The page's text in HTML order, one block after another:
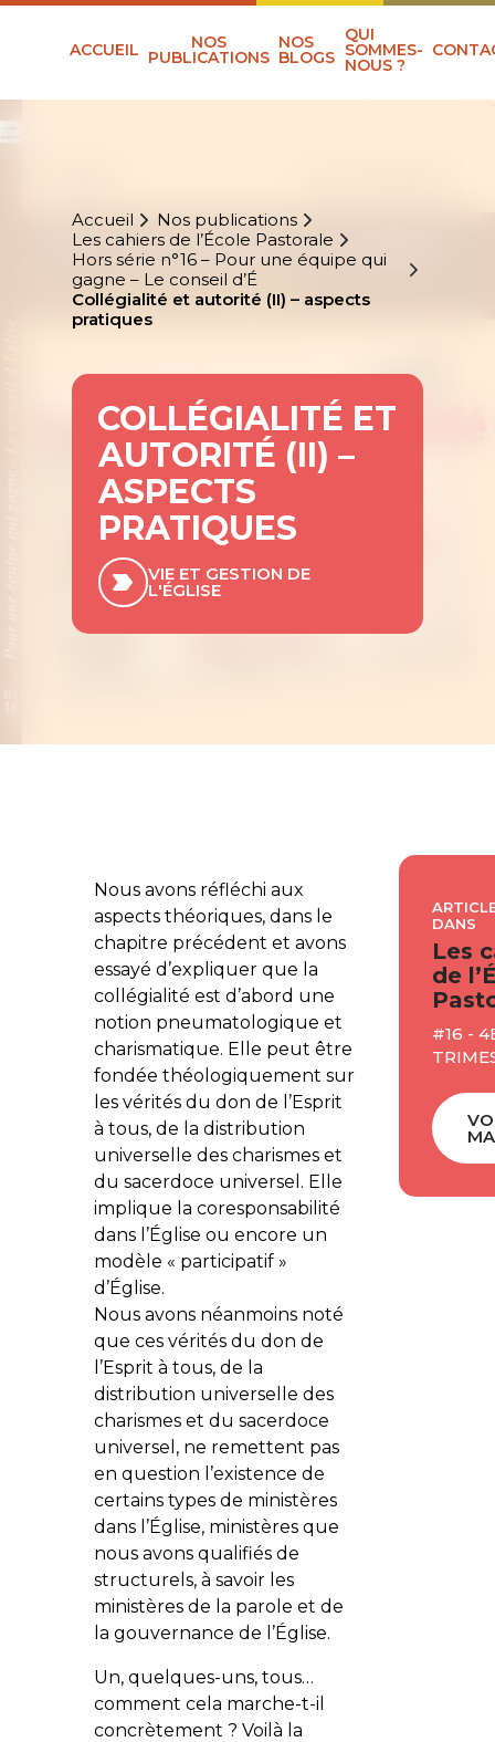
ACCUEIL NOS
PUBLICATIONS
NOS
BLOGS
QUI
SOMMES-
NOUS ?
Accueil
Nos publications
Les cahiers de l’École Pastorale
Hors série n°16 – Pour une équipe qui
gagne – Le conseil d’É
Collégialité et autorité (II) – aspects
pratiques
COLLÉGIALITÉ ET
AUTORITÉ (II) –
ASPECTS
PRATIQUES
VIE ET GESTION DE
L'ÉGLISE
Nous avons réfléchi aux
aspects théoriques, dans le
chapitre précédent et avons
essayé d’expliquer que la
collégialité est d’abord une
notion pneumatologique et
charismatique. Elle peut être
fondée théologiquement sur
les vérités du don de l’Esprit
à tous, de la distribution
universelle des charismes et
du sacerdoce universel. Elle
implique la coresponsabilité
dans l’Église ou encore un
modèle « participatif »
d’Église.
Nous avons néanmoins noté
que ces vérités du don de
l’Esprit à tous, de la
distribution universelle des
charismes et du sacerdoce
universel, ne remettent pas
en question l’existence de
certains types de ministères
dans l’Église, ministères que
nous avons qualifiés de
structurels, à savoir les
ministères de la parole et de
la gouvernance de l’Église.
Un, quelques-uns, tous…
comment cela marche-t-il
concrètement ? Voilà la
DANS
Les
de
#16 -